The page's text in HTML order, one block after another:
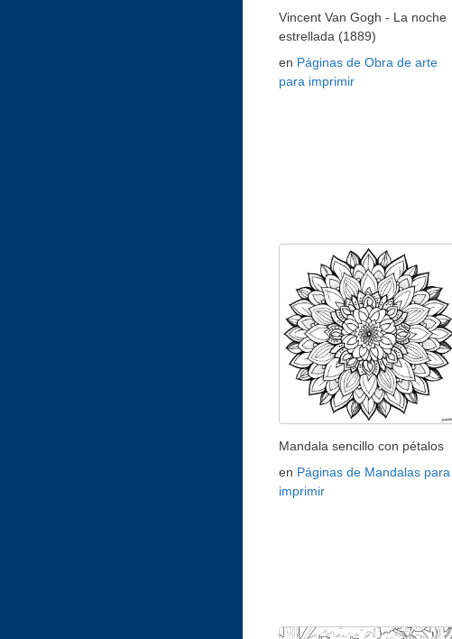
Vincent Van Gogh - La noche
estrellada (1889)
en Páginas de Obra de arte
para imprimir
Mandala sencillo con pétalos
en Páginas de Mandalas para
imprimir